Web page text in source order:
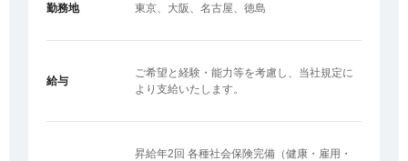
勤務地 東京、大阪、名古屋、徳島
給与
ご希望と経験・能力等を考慮し、当社規定に
より支給いたします。
昇給年2回 各種社会保険完備（健康・雇用・